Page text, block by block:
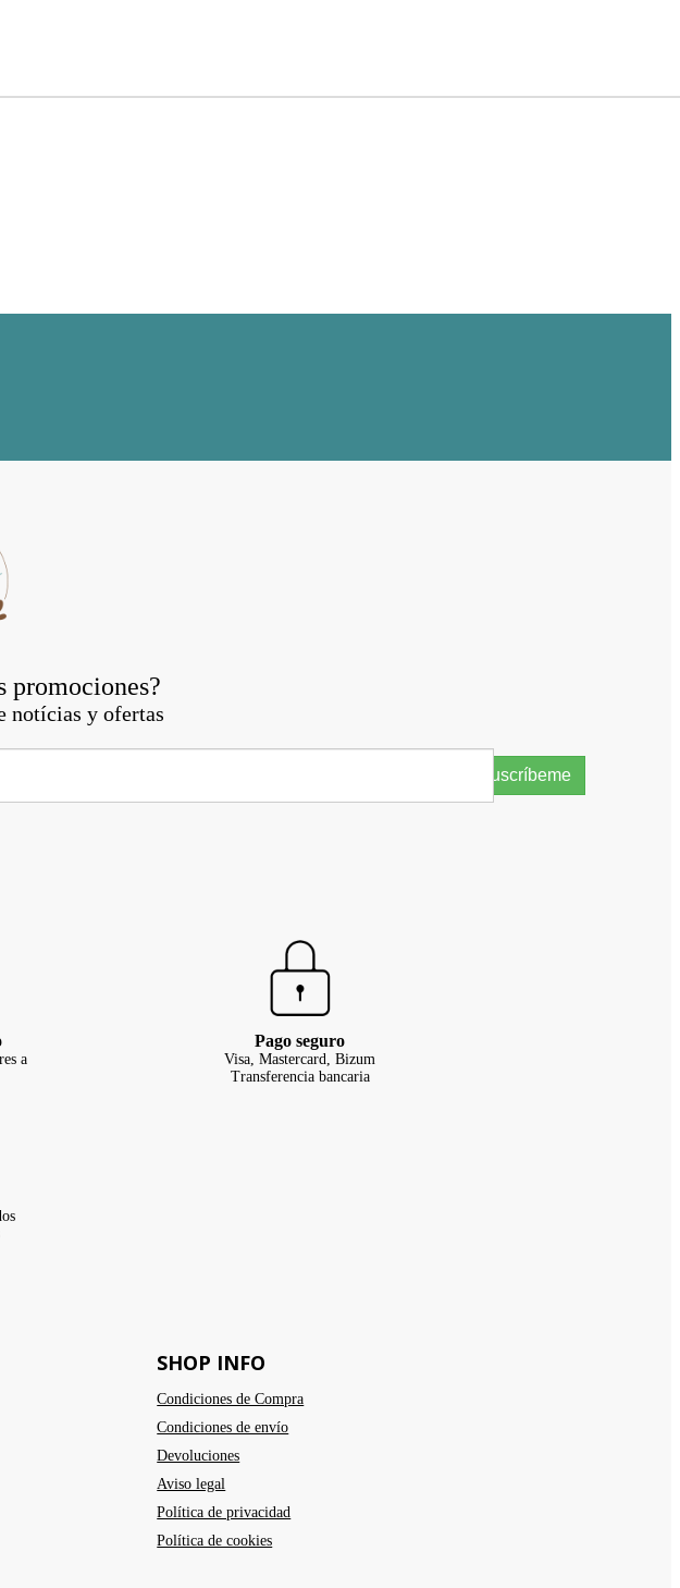
promociones?
notícias y ofertas
Suscríbeme
a
Pago seguro
Visa, Mastercard, Bizum
Transferencia bancaria
SHOP INFO
Condiciones de Compra
Condiciones de envío
Devoluciones
Aviso legal
Política de privacidad
Política de cookies